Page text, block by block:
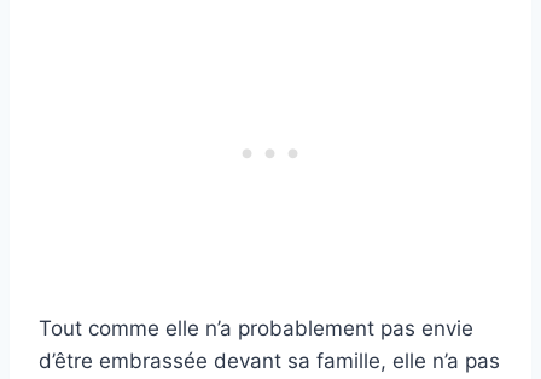
Tout comme elle n’a probablement pas envie
d’être embrassée devant sa famille, elle n’a pas